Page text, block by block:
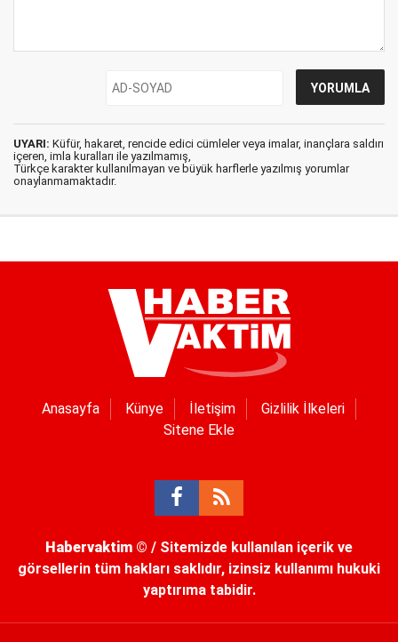
UYARI: Küfür, hakaret, rencide edici cümleler veya imalar, inançlara saldırı
içeren, imla kuralları ile yazılmamış,
Türkçe karakter kullanılmayan ve büyük harflerle yazılmış yorumlar
onaylanmamaktadır.
Anasayfa Künye İletişim
Gizlilik İlkeleri
Sitene Ekle
Habervaktim © / Sitemizde kullanılan içerik ve
görsellerin tüm hakları saklıdır, izinsiz kullanımı hukuki
yaptırıma tabidir.